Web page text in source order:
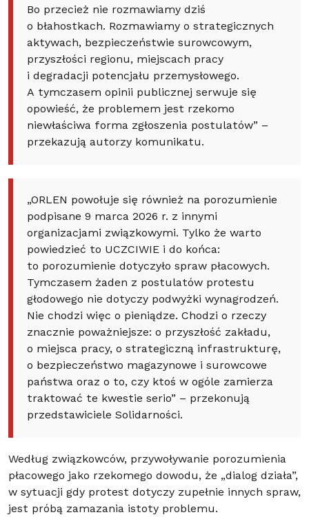
Bo przecież nie rozmawiamy dziś
o błahostkach. Rozmawiamy o strategicznych
aktywach, bezpieczeństwie surowcowym,
przyszłości regionu, miejscach pracy
i degradacji potencjału przemysłowego.
A tymczasem opinii publicznej serwuje się
opowieść, że problemem jest rzekomo
niewłaściwa forma zgłoszenia postulatów” –
przekazują autorzy komunikatu.
„ORLEN powołuje się również na porozumienie
podpisane 9 marca 2026 r. z innymi
organizacjami związkowymi. Tylko że warto
powiedzieć to UCZCIWIE i do końca:
to porozumienie dotyczyło spraw płacowych.
Tymczasem żaden z postulatów protestu
głodowego nie dotyczy podwyżki wynagrodzeń.
Nie chodzi więc o pieniądze. Chodzi o rzeczy
znacznie poważniejsze: o przyszłość zakładu,
o miejsca pracy, o strategiczną infrastrukturę,
o bezpieczeństwo magazynowe i surowcowe
państwa oraz o to, czy ktoś w ogóle zamierza
traktować te kwestie serio” – przekonują
przedstawiciele Solidarności.
Według związkowców, przywoływanie porozumienia
płacowego jako rzekomego dowodu, że „dialog działa”,
w sytuacji gdy protest dotyczy zupełnie innych spraw,
jest próbą zamazania istoty problemu.